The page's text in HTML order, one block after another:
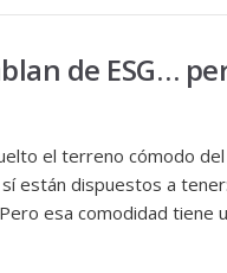
de ESG…
el terreno cómodo
están dispuestos a
esa comodidad tiene